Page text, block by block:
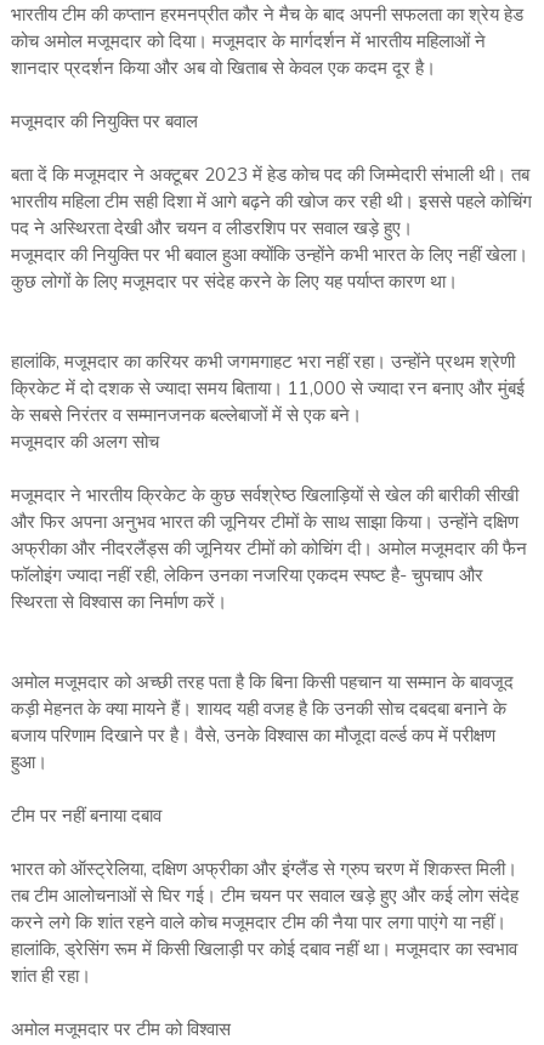
भारतीय टीम की कप्‍तान हरमनप्रीत कौर ने मैच के बाद अपनी सफलता का श्रेय हेड
कोच अमोल मजूमदार को दिया। मजूमदार के मार्गदर्शन में भारतीय महिलाओं ने
शानदार प्रदर्शन किया और अब वो खिताब से केवल एक कदम दूर है।
मजूमदार की नियुक्ति पर बवाल
बता दें कि मजूमदार ने अक्‍टूबर 2023 में हेड कोच पद की जिम्‍मेदारी संभाली थी। तब
भारतीय महिला टीम सही दिशा में आगे बढ़ने की खोज कर रही थी। इससे पहले कोचिंग
पद ने अस्थिरता देखी और चयन व लीडरशिप पर सवाल खड़े हुए।
मजूमदार की नियुक्ति पर भी बवाल हुआ क्‍योंकि उन्‍होंने कभी भारत के लिए नहीं खेला।
कुछ लोगों के लिए मजूमदार पर संदेह करने के लिए यह पर्याप्‍त कारण था।
हालांकि, मजूमदार का करियर कभी जगमगाहट भरा नहीं रहा। उन्‍होंने प्रथम श्रेणी
क्रिकेट में दो दशक से ज्‍यादा समय बिताया। 11,000 से ज्‍यादा रन बनाए और मुंबई
के सबसे निरंतर व सम्‍मानजनक बल्‍लेबाजों में से एक बने।
मजूमदार की अलग सोच
मजूमदार ने भारतीय क्रिकेट के कुछ सर्वश्रेष्‍ठ खिलाड़‍ियों से खेल की बारीकी सीखी
और फिर अपना अनुभव भारत की जूनियर टीमों के साथ साझा किया। उन्‍होंने दक्षिण
अफ्रीका और नीदरलैंड्स की जूनियर टीमों को कोचिंग दी। अमोल मजूमदार की फैन
फॉलोइंग ज्‍यादा नहीं रही, लेकिन उनका नजरिया एकदम स्‍पष्‍ट है- चुपचाप और
स्थिरता से विश्वास का निर्माण करें।
अमोल मजूमदार को अच्‍छी तरह पता है कि बिना किसी पहचान या सम्‍मान के बावजूद
कड़ी मेहनत के क्‍या मायने हैं। शायद यही वजह है कि उनकी सोच दबदबा बनाने के
बजाय परिणाम दिखाने पर है। वैसे, उनके विश्‍वास का मौजूदा वर्ल्‍ड कप में परीक्षण
हुआ।
टीम पर नहीं बनाया दबाव
भारत को ऑस्‍ट्रेलिया, दक्षिण अफ्रीका और इंग्‍लैंड से ग्रुप चरण में शिकस्‍त मिली।
तब टीम आलोचनाओं से घिर गई। टीम चयन पर सवाल खड़े हुए और कई लोग संदेह
करने लगे कि शांत रहने वाले कोच मजूमदार टीम की नैया पार लगा पाएंगे या नहीं।
हालांकि, ड्रेसिंग रूम में किसी खिलाड़ी पर कोई दबाव नहीं था। मजूमदार का स्‍वभाव
शांत ही रहा।
अमोल मजूमदार पर टीम को विश्‍वास